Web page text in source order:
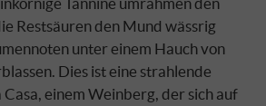
Restsäuren den Mund wässrig
unter einem Hauch von
Dies ist eine strahlende
einem Weinberg, der sich auf